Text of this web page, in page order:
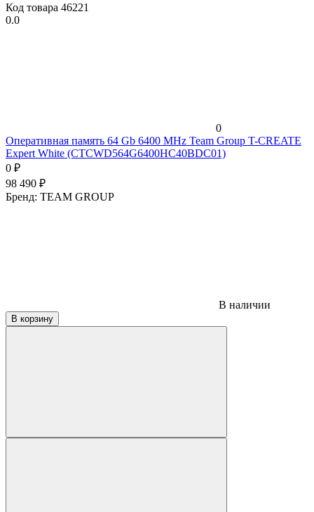
Код товара 46221
0.0
0
Оперативная память 64 Gb 6400 MHz Team Group T-CREATE
Expert White (CTCWD564G6400HC40BDC01)
0 ₽
98 490 ₽
Бренд: TEAM GROUP
В наличии
В корзину